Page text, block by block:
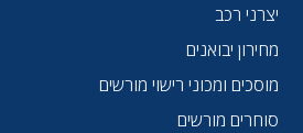
יצרני רכב
מחירון יבואנים
מוסכים ומכוני רישוי מורשים
סוחרים מורשים